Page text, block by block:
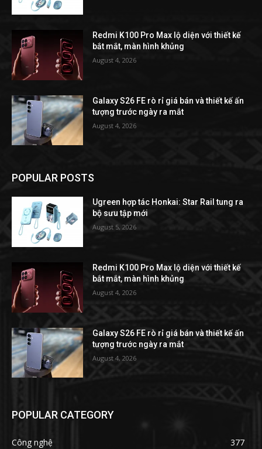
Redmi K100 Pro Max lộ diện với thiết kế
bắt mắt, màn hình khủng
August 4, 2026
Galaxy S26 FE rò rỉ giá bán và thiết kế ấn
tượng trước ngày ra mắt
August 4, 2026
POPULAR POSTS
Ugreen hợp tác Honkai: Star Rail tung ra
bộ sưu tập mới
August 5, 2026
Redmi K100 Pro Max lộ diện với thiết kế
bắt mắt, màn hình khủng
August 4, 2026
Galaxy S26 FE rò rỉ giá bán và thiết kế ấn
tượng trước ngày ra mắt
August 4, 2026
POPULAR CATEGORY
Công nghệ
377